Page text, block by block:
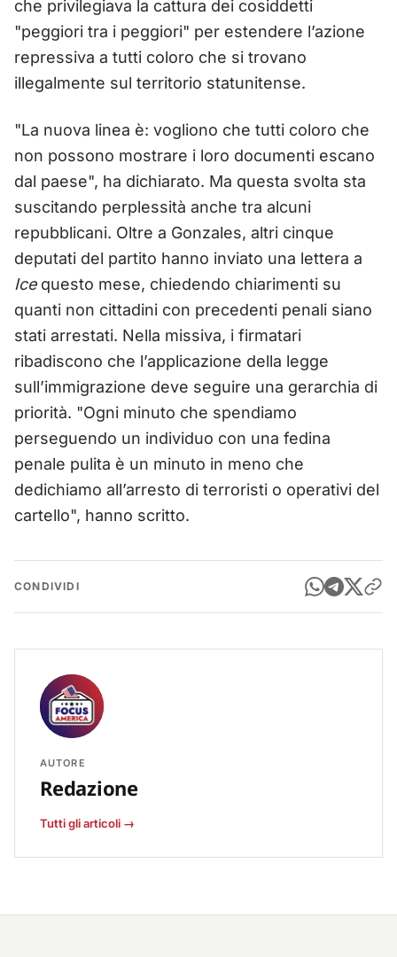
che privilegiava la cattura dei cosiddetti
"peggiori tra i peggiori" per estendere l’azione
repressiva a tutti coloro che si trovano
illegalmente sul territorio statunitense.
"La nuova linea è: vogliono che tutti coloro che
non possono mostrare i loro documenti escano
dal paese", ha dichiarato. Ma questa svolta sta
suscitando perplessità anche tra alcuni
repubblicani. Oltre a Gonzales, altri cinque
deputati del partito hanno inviato una lettera a
Icequesto mese, chiedendo chiarimenti su
quanti non cittadini con precedenti penali siano
stati arrestati. Nella missiva, i firmatari
ribadiscono che l’applicazione della legge
sull’immigrazione deve seguire una gerarchia di
priorità. "Ogni minuto che spendiamo
perseguendo un individuo con una fedina
penale pulita è un minuto in meno che
dedichiamo all’arresto di terroristi o operativi del
cartello", hanno scritto.
CONDIVIDI
AUTORE
Redazione
Tutti gli articoli →